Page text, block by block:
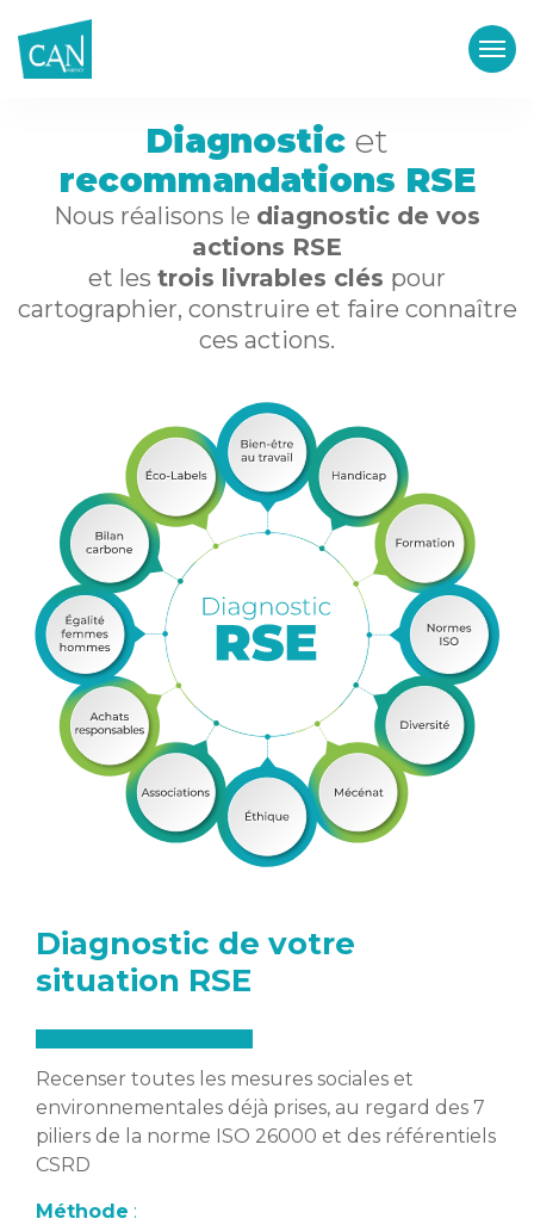
Diagnostic et
recommandations RSE
Nous réalisons le diagnostic de vos
actions RSE
et les trois livrables clés pour
cartographier, construire et faire connaître
ces actions.
Diagnostic de votre
situation RSE
Recenser toutes les mesures sociales et
environnementales déjà prises, au regard des 7
piliers de la norme ISO 26000 et des référentiels
CSRD
Méthode :